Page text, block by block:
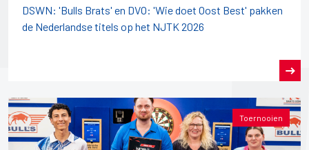
DSWN: 'Bulls Brats' en DVO: 'Wie doet Oost Best' pakken
de Nederlandse titels op het NJTK 2026
Toernooien